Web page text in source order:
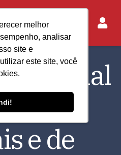
melhor
analisar
site e
este site, você
e de